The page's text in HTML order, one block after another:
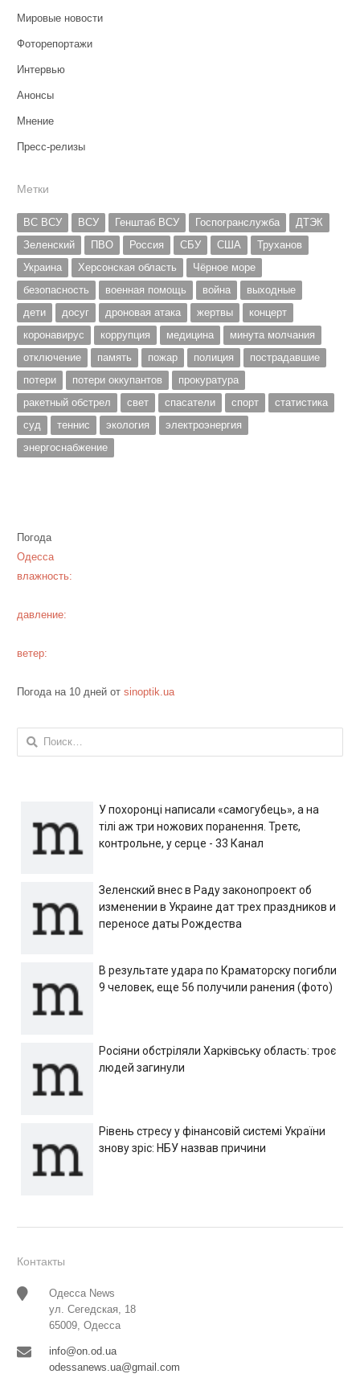
Мировые новости
Фоторепортажи
Интервью
Анонсы
Мнение
Пресс-релизы
Метки
ВС ВСУ ВСУ Генштаб ВСУ Госпогранслужба
ДТЭК
Зеленский
ПВО Россия СБУ США
Труханов
Украина
Херсонская область
Чёрное море
безопасность
военная помощь война
выходные
дети
досуг дроновая атака жертвы
концерт
коронавирус
коррупция медицина
минута молчания
отключение
память пожар полиция
пострадавшие
потери
потери оккупантов
прокуратура
ракетный обстрел
свет спасатели спорт
статистика
суд
теннис экология
электроэнергия
энергоснабжение
Погода
Одесса
влажность:
давление:
ветер:
Погода на 10 дней от sinoptik.ua
Найти:
У похоронці написали «самогубець», а на
тілі аж три ножових поранення. Третє,
контрольне, у серце - 33 Канал
Зеленский внес в Раду законопроект об
изменении в Украине дат трех праздников и
переносе даты Рождества
В результате удара по Краматорску погибли
9 человек, еще 56 получили ранения (фото)
Росіяни обстріляли Харківську область: троє
людей загинули
Рівень стресу у фінансовій системі України
знову зріс: НБУ назвав причини
Контакты
Одесса News
ул. Сегедская, 18
65009, Одесса
info@on.od.ua
odessanews.ua@gmail.com